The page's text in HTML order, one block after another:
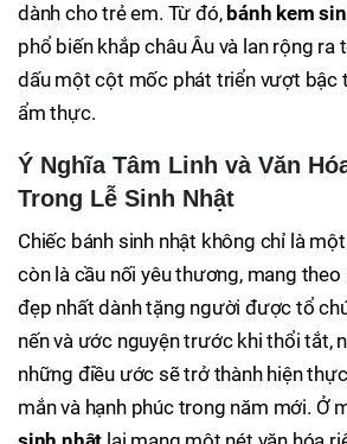
dành cho trẻ em. Từ đó, bánh kem
phổ biến khắp châu Âu và lan rộng ra
dấu một cột mốc phát triển vượt bậc
ẩm thực.
Ý Nghĩa Tâm Linh và Văn
Trong Lễ Sinh Nhật
Chiếc bánh sinh nhật không chỉ là
còn là cầu nối yêu thương, mang
đẹp nhất dành tặng người được tổ
nến và ước nguyện trước khi thổi tắt,
những điều ước sẽ trở thành hiện
mắn và hạnh phúc trong năm mới. Ở